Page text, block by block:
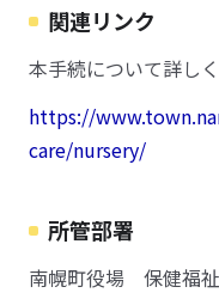
関連リンク
本手続について詳し
https://
care/nursery/
所管部署
南幌町役場 保健福